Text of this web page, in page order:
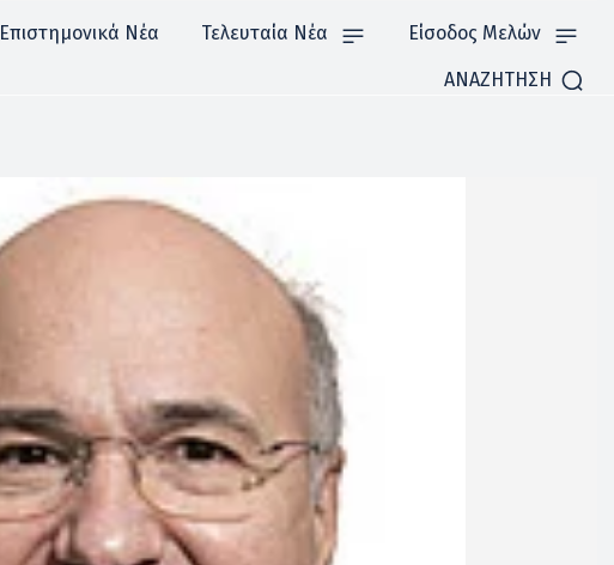
Επιστημονικά Νέα Τελευταία Νέα Είσοδος Μελών
ΑΝΑΖΗΤΗΣΗ